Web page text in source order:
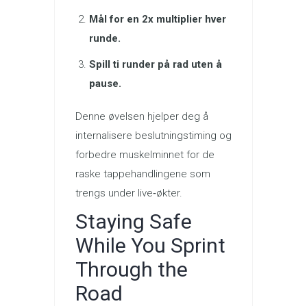
Mål for en 2x multiplier hver
runde.
Spill ti runder på rad uten å
pause.
Denne øvelsen hjelper deg å
internalisere beslutningstiming og
forbedre muskelminnet for de
raske tappehandlingene som
trengs under live‑økter.
Staying Safe
While You Sprint
Through the
Road